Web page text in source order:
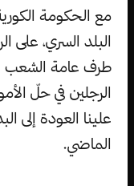
مع الحكومة
البلد السري،
طرف عامة الشعب
الرجلين في حلّ
علينا العودة إلى
الماضي.